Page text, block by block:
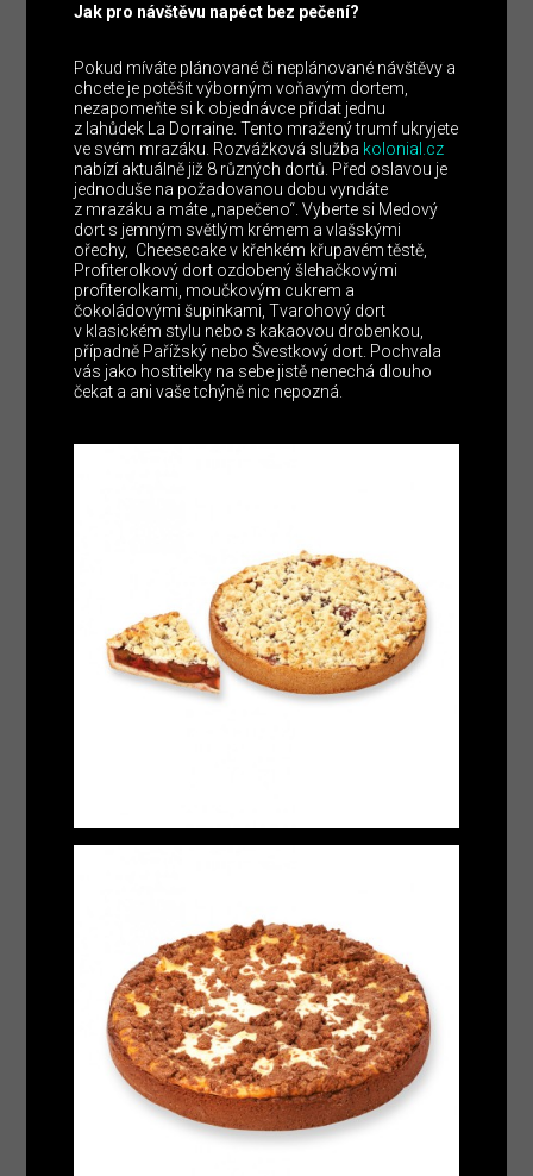
Jak pro návštěvu napéct bez pečení?
Pokud míváte plánované či neplánované návštěvy a
chcete je potěšit výborným voňavým dortem,
nezapomeňte si k objednávce přidat jednu
z lahůdek La Dorraine. Tento mražený trumf ukryjete
ve svém mrazáku. Rozvážková služba kolonial.cz
nabízí aktuálně již 8 různých dortů. Před oslavou je
jednoduše na požadovanou dobu vyndáte
z mrazáku a máte „napečeno“. Vyberte si Medový
dort s jemným světlým krémem a vlašskými
ořechy, Cheesecake v křehkém křupavém těstě,
Profiterolkový dort ozdobený šlehačkovými
profiterolkami, moučkovým cukrem a
čokoládovými šupinkami, Tvarohový dort
v klasickém stylu nebo s kakaovou drobenkou,
případně Pařížský nebo Švestkový dort. Pochvala
vás jako hostitelky na sebe jistě nenechá dlouho
čekat a ani vaše tchýně nic nepozná.